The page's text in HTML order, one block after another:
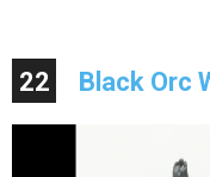
22 Black Orc